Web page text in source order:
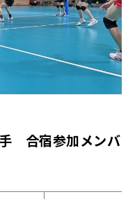
合宿参加メンバ